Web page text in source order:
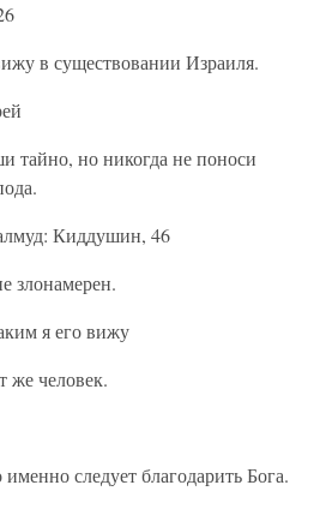
в существовании Израиля.
тайно, но никогда не поноси
Киддушин, 46
злонамерен.
я его вижу
же человек.
следует благодарить Бога.